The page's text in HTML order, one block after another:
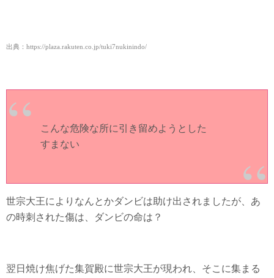
出典：https://plaza.rakuten.co.jp/tuki7nukinindo/
こんな危険な所に引き留めようとした
すまない
世宗大王によりなんとかダンビは助け出されましたが、あ
の時刺された傷は、ダンビの命は？
翌日焼け焦げた集賀殿に世宗大王が現われ、そこに集まる